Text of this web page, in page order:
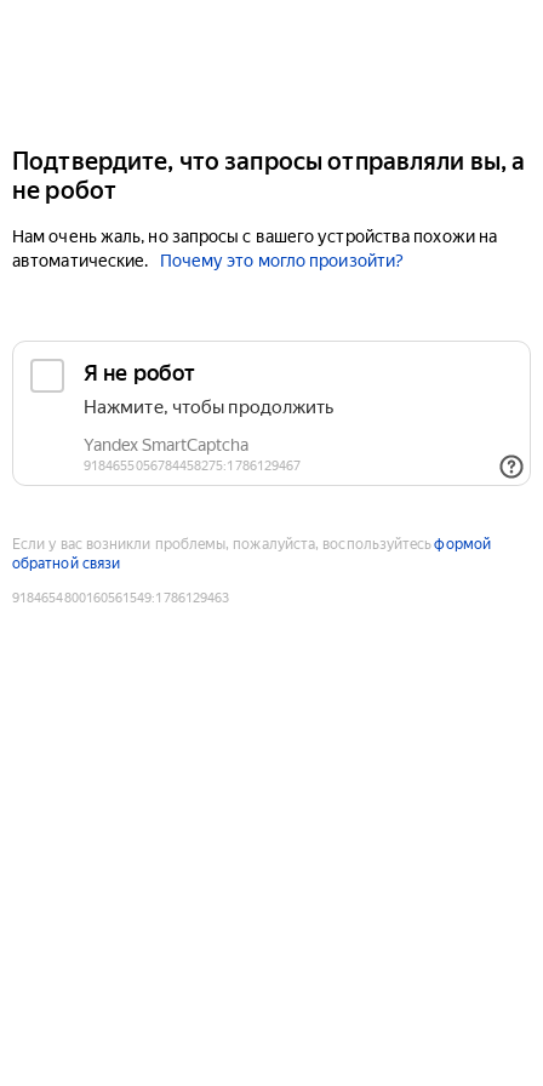
Подтвердите, что запросы отправляли вы, а
не робот
Нам очень жаль, но запросы с вашего устройства похожи на
автоматические.
Почему это могло произойти?
Если у вас возникли проблемы, пожалуйста, воспользуйтесьформой
обратной связи
9184654800160561549:1786129463